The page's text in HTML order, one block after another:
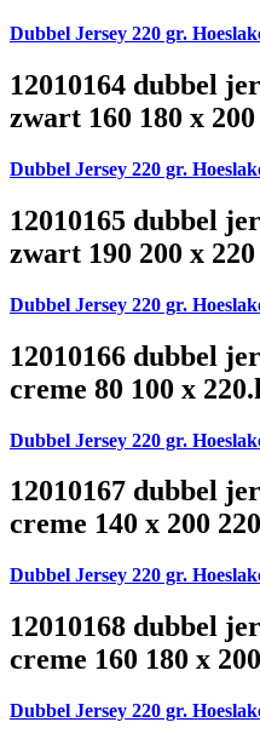
Dubbel Jersey 220 gr.
12010164 dubbel
zwart 160 180 x
Dubbel Jersey 220 gr.
12010165 dubbel
zwart 190 200 x
Dubbel Jersey 220 gr.
12010166 dubbel
creme 80 100 x
Dubbel Jersey 220 gr.
12010167 dubbel
creme 140 x 200
Dubbel Jersey 220 gr.
12010168 dubbel
creme 160 180 x
Dubbel Jersey 220 gr.